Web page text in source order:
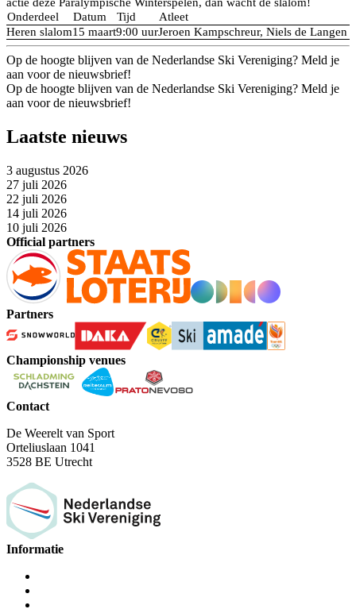
Onderdeel
Datum Tijd
Atleet
Heren slalom15 maart9:00 uurJeroen Kampschreur, Niels de Langen
Op de hoogte blijven van de Nederlandse Ski Vereniging? Meld je
aan voor de nieuwsbrief!
Op de hoogte blijven van de Nederlandse Ski Vereniging? Meld je
aan voor de nieuwsbrief!
Laatste nieuws
3 augustus 2026
27 juli 2026
22 juli 2026
14 juli 2026
10 juli 2026
Official partners
Partners
Championship venues
Contact
De Weerelt van Sport
Orteliuslaan 1041
3528 BE Utrecht
Informatie